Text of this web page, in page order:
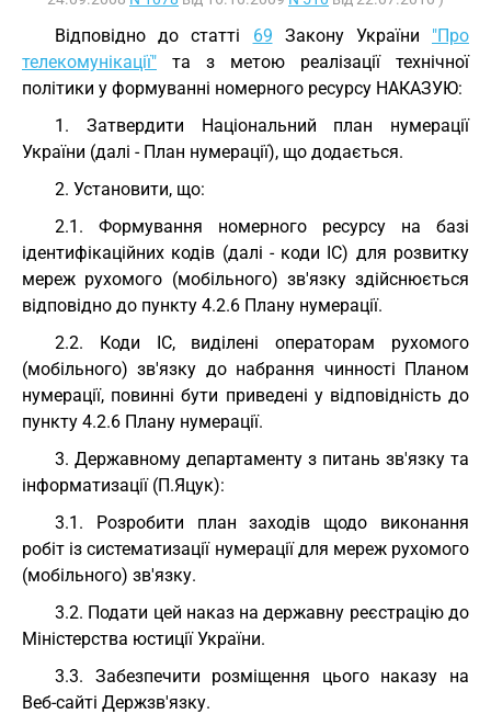
Відповідно до статті 69 Закону України "Про
телекомунікації" та з метою реалізації технічної
політики у формуванні номерного ресурсу НАКАЗУЮ:
1. Затвердити Національний план нумерації
України (далі - План нумерації), що додається.
2. Установити, що:
2.1. Формування номерного ресурсу на базі
ідентифікаційних кодів (далі - коди IC) для розвитку
мереж рухомого (мобільного) зв'язку здійснюється
відповідно до пункту 4.2.6 Плану нумерації.
2.2. Коди IC, виділені операторам рухомого
(мобільного) зв'язку до набрання чинності Планом
нумерації, повинні бути приведені у відповідність до
пункту 4.2.6 Плану нумерації.
3. Державному департаменту з питань зв'язку та
інформатизації (П.Яцук):
3.1. Розробити план заходів щодо виконання
робіт із систематизації нумерації для мереж рухомого
(мобільного) зв'язку.
3.2. Подати цей наказ на державну реєстрацію до
Міністерства юстиції України.
3.3. Забезпечити розміщення цього наказу на
Веб-сайті Держзв'язку.